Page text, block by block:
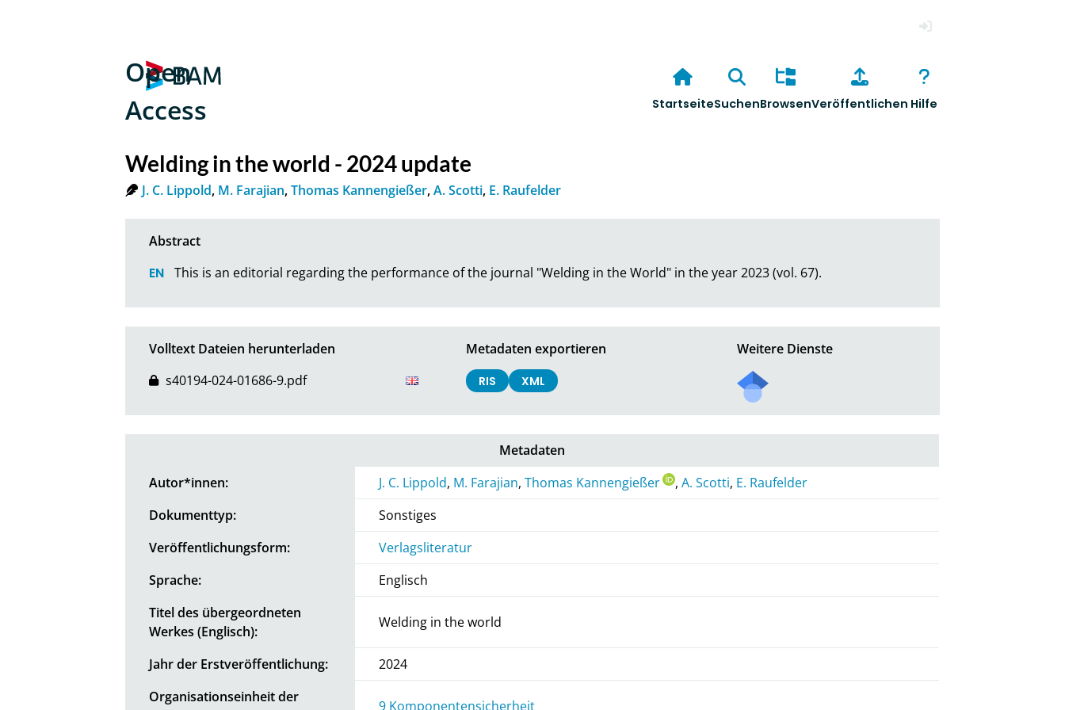
Open
Access
StartseiteSuchenBrowsenVeröffentlichen Hilfe
Welding in the world - 2024 update
J. C. Lippold, M. Farajian,Thomas Kannengießer,A. Scotti, E. Raufelder
This is an editorial regarding the performance of the journal "Welding in the World" in the year 2023 (vol. 67).
Volltext Dateien herunterladen
s40194-024-01686-9.pdf
Metadaten exportieren
RIS XML
Weitere Dienste
Metadaten
Autor*innen:
J. C. Lippold, M. Farajian,Thomas Kannengießer ,A. Scotti, E. Raufelder
Dokumenttyp:
Sonstiges
Veröffentlichungsform:
Verlagsliteratur
Sprache:
Englisch
Titel des übergeordneten
Werkes (Englisch):
Welding in the world
Jahr der Erstveröffentlichung:
2024
Organisationseinheit der
9 Komponentensicherheit